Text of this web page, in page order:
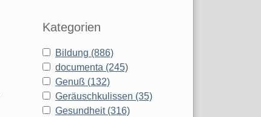
Kategorien
Bildung (886)
documenta (245)
Genuß (132)
Geräuschkulissen (35)
Gesundheit (316)